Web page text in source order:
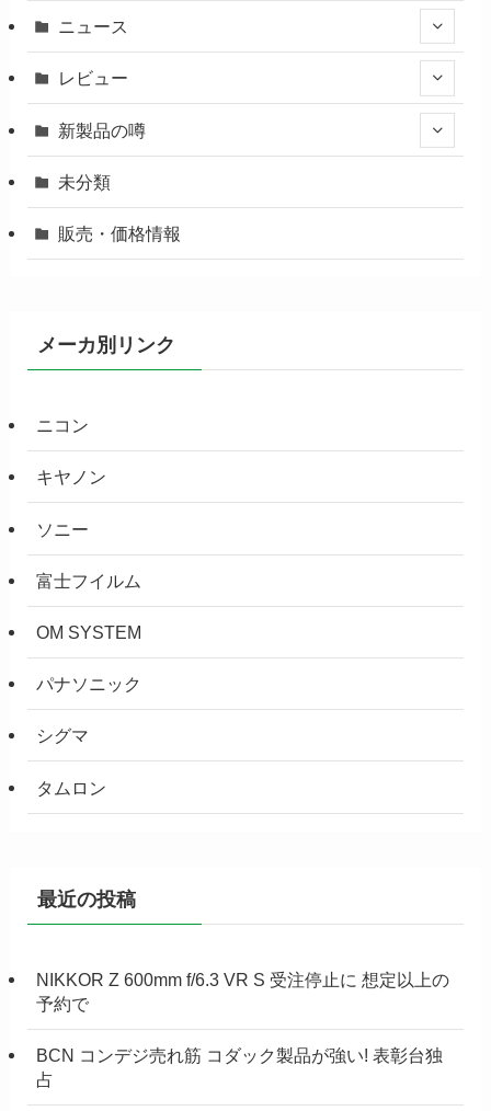
ニュース
レビュー
新製品の噂
未分類
販売・価格情報
メーカ別リンク
ニコン
キヤノン
ソニー
富士フイルム
OM SYSTEM
パナソニック
シグマ
タムロン
最近の投稿
NIKKOR Z 600mm f/6.3 VR S 受注停止に 想定以上の
予約で
BCN コンデジ売れ筋 コダック製品が強い! 表彰台独
占